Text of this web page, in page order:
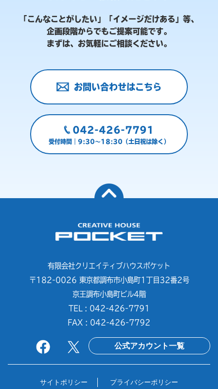
「こんなことがしたい」「イメージだけある」等、
企画段階からでもご提案可能です。
まずは、お気軽にご相談ください。
お問い合わせはこちら
042-426-7791
受付時間｜9:30～18:30（土日祝は除く）
有限会社クリエイティブハウスポケット
〒182-0026 東京都調布市小島町1丁目32番2号
京王調布小島町ビル4階
TEL : 042-426-7791
FAX : 042-426-7792
公式アカウント一覧
サイトポリシー プライバシーポリシー